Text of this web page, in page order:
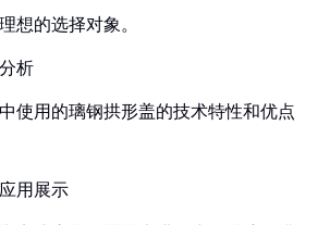
想的选择对象。
析
使用的璃钢拱形盖的技术特性和优点
用展示